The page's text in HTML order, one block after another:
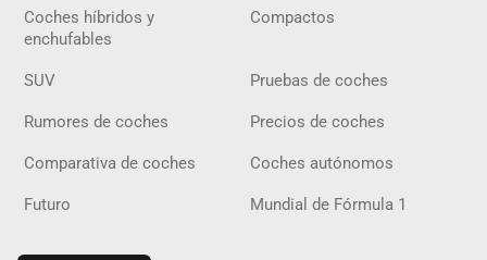
Coches híbridos y
enchufables
Compactos
SUV Pruebas de coches
Rumores de coches Precios de coches
Comparativa de coches Coches autónomos
Futuro Mundial de Fórmula 1